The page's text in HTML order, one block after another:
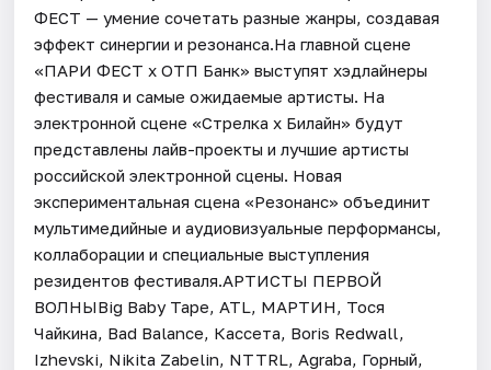
ФЕСТ — умение сочетать разные жанры, создавая
эффект синергии и резонанса.На главной сцене
«ПАРИ ФЕСТ х ОТП Банк» выступят хэдлайнеры
фестиваля и самые ожидаемые артисты. На
электронной сцене «Стрелка х Билайн» будут
представлены лайв-проекты и лучшие артисты
российской электронной сцены. Новая
экспериментальная сцена «Резонанс» объединит
мультимедийные и аудиовизуальные перформансы,
коллаборации и специальные выступления
резидентов фестиваля.АРТИСТЫ ПЕРВОЙ
ВОЛНЫBig Baby Tape, ATL, МАРТИН, Тося
Чайкина, Bad Balance, Кассета, Boris Redwall,
Izhevski, Nikita Zabelin, NTTRL, Agraba, Горный,